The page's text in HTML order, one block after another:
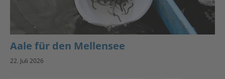
Aale für den Mellensee
22. Juli 2026